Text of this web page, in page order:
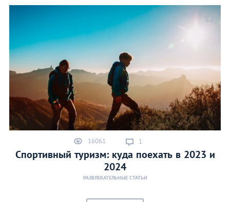
16061 1
Спортивный туризм: куда поехать в 2023 и
2024
РАЗВЛЕКАТЕЛЬНЫЕ СТАТЬИ